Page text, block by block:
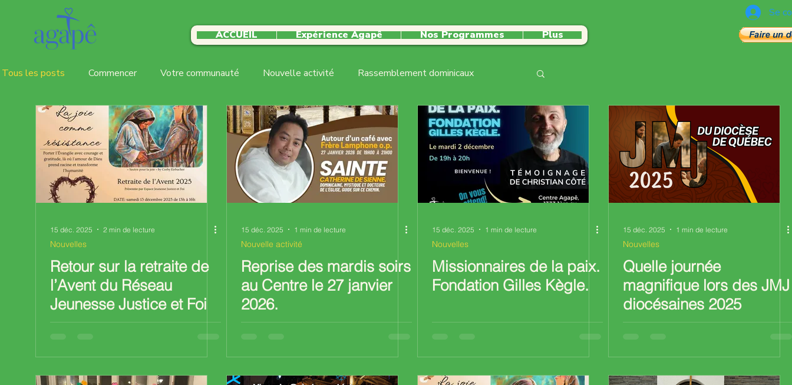
ACCUEIL Expérience Agapê Nos Programmes Plus
Se
Tous les posts Commencer Votre communauté Nouvelle activité Rassemblement dominicaux
Rassemblements dominicaux Nouvelles Nouvelles Pastorale jeunesse activité récurrente
Activité discussion conviviale Espace jeunesse ecdq Pastorale sociale
15 déc. 2025 2 min de lecture
Nouvelles
Retour sur la retraite de
l’Avent du Réseau
Jeunesse Justice et Foi
15 déc. 2025 1 min de lecture
Nouvelle activité
Reprise des mardis soirs
au Centre le 27 janvier
2026.
15 déc. 2025 1 min de lecture
Nouvelles
Missionnaires de la paix.
Fondation Gilles Kègle.
15 déc. 2025 1 min de lecture
Nouvelles
Quelle journée
magnifique lors des JMJ
diocésaines 2025